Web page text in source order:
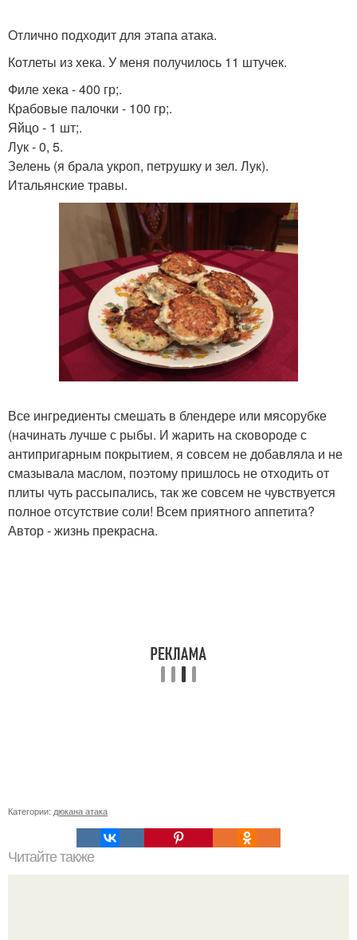
Отлично подходит для этапа атака.
Котлеты из хека. У меня получилось 11 штучек.
Филе хека - 400 гр;.
Крабовые палочки - 100 гр;.
Яйцо - 1 шт;.
Лук - 0, 5.
Зелень (я брала укроп, петрушку и зел. Лук).
Итальянские травы.
Все ингредиенты смешать в блендере или мясорубке
(начинать лучше с рыбы. И жарить на сковороде с
антипригарным покрытием, я совсем не добавляла и не
смазывала маслом, поэтому пришлось не отходить от
плиты чуть рассыпались, так же совсем не чувствуется
полное отсутствие соли! Всем приятного аппетита?
Автор - жизнь прекрасна.
Категории: дюкана атака
Читайте также